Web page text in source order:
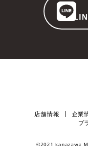
店舗情報 企業
プ
©︎2021 kanazawa